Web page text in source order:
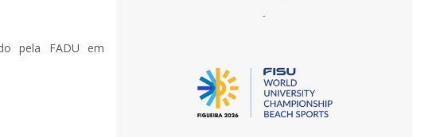
pela FADU em
-